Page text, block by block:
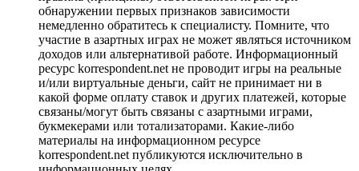
обнаружении первых признаков зависимости
немедленно обратитесь к специалисту. Помните, что
участие в азартных играх не может являться источником
доходов или альтернативой работе. Информационный
ресурс korrespondent.net не проводит игры на реальные
и/или виртуальные деньги, сайт не принимает ни в
какой форме оплату ставок и других платежей, которые
связаны/могут быть связаны с азартными играми,
букмекерами или тотализаторами. Какие-либо
материалы на информационном ресурсе
korrespondent.net публикуются исключительно в